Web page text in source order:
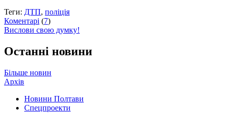
Теги: ДТП, поліція
Коментарі (7)
Вислови свою думку!
Останні новини
Більше новин
Архів
Новини Полтави
Спецпроекти